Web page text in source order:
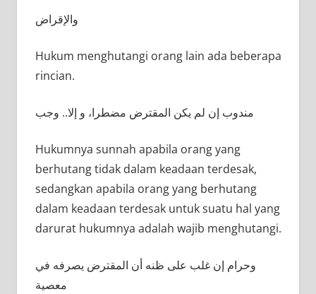
والإقراض
Hukum menghutangi orang lain ada beberapa
rincian.
مندوب إن لم يكن المقترض مضطرا، و إلا.. وجب
Hukumnya sunnah apabila orang yang
berhutang tidak dalam keadaan terdesak,
sedangkan apabila orang yang berhutang
dalam keadaan terdesak untuk suatu hal yang
darurat hukumnya adalah wajib menghutangi.
وحرام إن غلب على ظنه أن المقترض يصرفه في
معصية